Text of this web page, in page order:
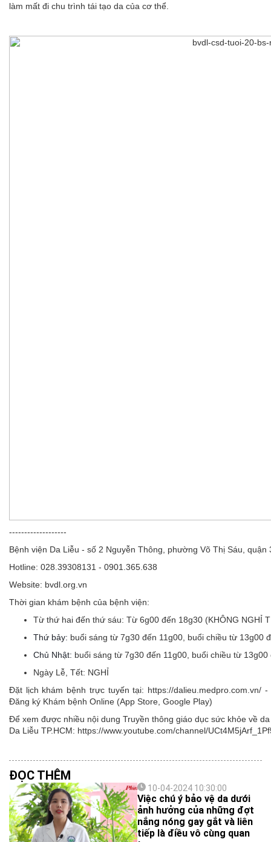
làm mất đi chu trình tái tạo da của cơ thể.
-------------------
Bệnh viện Da Liễu - số 2 Nguyễn Thông, phường Võ Thị Sáu, quận
Hotline: 028.39308131 - 0901.365.638
Website: bvdl.org.vn
Thời gian khám bệnh của bệnh viện:
Từ thứ hai đến thứ sáu: Từ 6g00 đến 18g30 (KHÔNG NGHỈ
Thứ bảy: buổi sáng từ 7g30 đến 11g00, buổi chiều từ 13g00
Chủ Nhật: buổi sáng từ 7g30 đến 11g00, buổi chiều từ 13g00
Ngày Lễ, Tết: NGHỈ
Đặt lịch khám bệnh trực tuyến tại: https://dalieu.medpro.com.vn/
Đăng ký Khám bệnh Online (App Store, Google Play)
Để xem được nhiều nội dung Truyền thông giáo dục sức khỏe về
Da Liễu TP.HCM: https://www.youtube.com/channel/
ĐỌC THÊM
10-04-2024 10:30:00
Việc chú ý bảo vệ da dưới
ảnh hưởng của những đợt
nắng nóng gay gắt và liên
tiếp là điều vô cùng quan